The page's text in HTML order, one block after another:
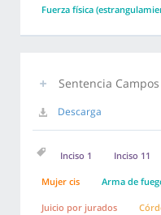
Fuerza física
Sentencia Campos
Descarga
Inciso 1 Inciso 11
Mujer cis Arma de
Juicio por jurados